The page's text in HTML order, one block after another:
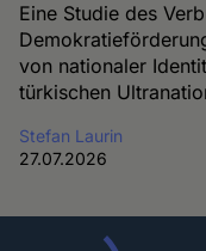
Eine Studie des
von nationaler
türkischen
Stefan Laurin
27.07.2026